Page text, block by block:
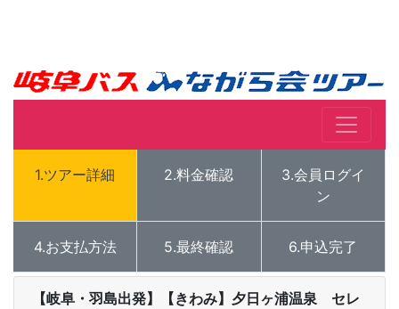
1.ツアー詳細 2.料金確認
3.会員ログイ
ン
4.お支払方法 5.最終確認 6.申込完了
【岐阜・羽島出発】【きわみ】夕日ヶ浦温泉 セレ